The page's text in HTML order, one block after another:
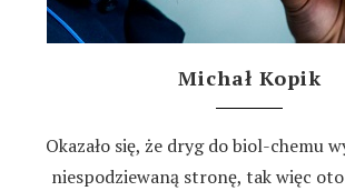
Michał Kopik
Okazało się, że dryg do biol-chemu
niespodziewaną stronę, tak więc